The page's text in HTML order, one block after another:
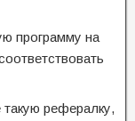
программу на
рефералку,